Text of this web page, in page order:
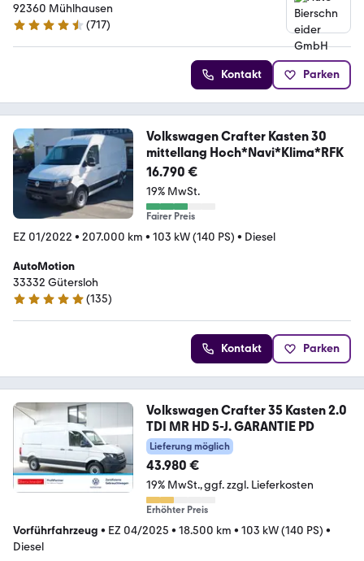
92360 Mühlhausen
4.5 Sterne
(717)
Kontakt Parken
Volkswagen Crafter Kasten 30
mittellang Hoch*Navi*Klima*RFK
16.790 €
19% MwSt.
Fairer Preis
EZ 01/2022 • 207.000 km • 103 kW (140 PS) • Diesel
AutoMotion
33332 Gütersloh
5 Sterne
(135)
Kontakt Parken
Volkswagen Crafter 35 Kasten 2.0
TDI MR HD 5-J. GARANTIE PD
Lieferung möglich
43.980 €
19% MwSt. ggf. zzgl. Lieferkosten
Erhöhter Preis
Vorführfahrzeug • EZ 04/2025 • 18.500 km • 103 kW (140 PS) •
Diesel